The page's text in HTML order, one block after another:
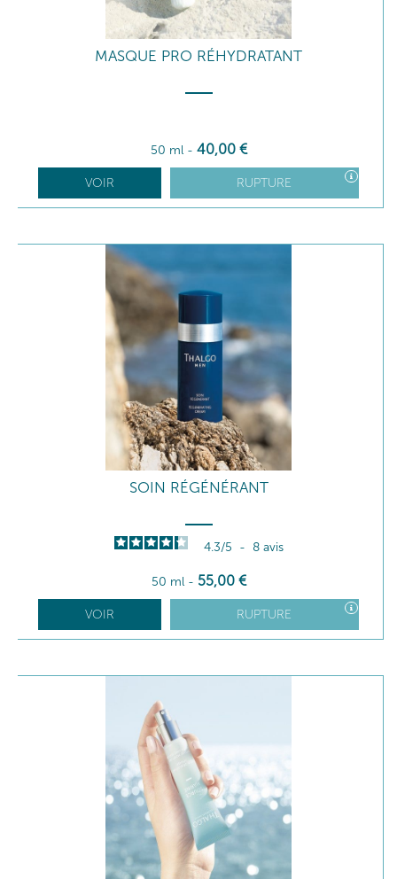
MASQUE PRO RÉHYDRATANT
50 ml - 40,00 €
VOIR RUPTURE
SOIN RÉGÉNÉRANT
4.3/5 - 8 avis
50 ml - 55,00 €
VOIR RUPTURE